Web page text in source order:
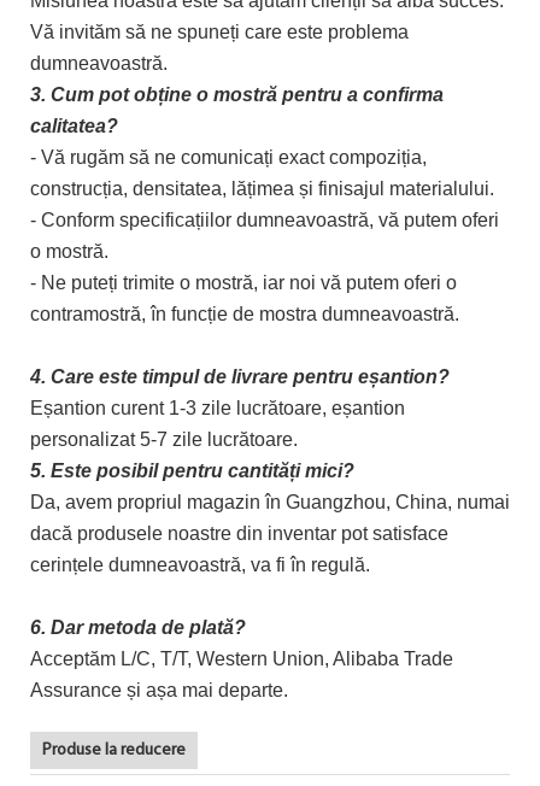
Vă invităm să ne spuneți care este problema
dumneavoastră.
3. Cum pot obține o mostră pentru a confirma
calitatea?
- Vă rugăm să ne comunicați exact compoziția,
construcția, densitatea, lățimea și finisajul materialului.
- Conform specificațiilor dumneavoastră, vă putem oferi
o mostră.
- Ne puteți trimite o mostră, iar noi vă putem oferi o
contramostră, în funcție de mostra dumneavoastră.
4. Care este timpul de livrare pentru eșantion?
Eșantion curent 1-3 zile lucrătoare, eșantion
personalizat 5-7 zile lucrătoare.
5. Este posibil pentru cantități mici?
Da, avem propriul magazin în Guangzhou, China, numai
dacă produsele noastre din inventar pot satisface
cerințele dumneavoastră, va fi în regulă.
6. Dar metoda de plată?
Acceptăm L/C, T/T, Western Union, Alibaba Trade
Assurance și așa mai departe.
Produse la reducere